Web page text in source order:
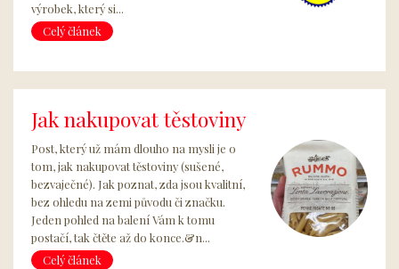
výrobek, který si...
Celý článek
Jak nakupovat těstoviny
Post, který už mám dlouho na mysli je o
tom, jak nakupovat těstoviny (sušené,
bezvaječné). Jak poznat, zda jsou kvalitní,
bez ohledu na zemi původu či značku.
Jeden pohled na balení Vám k tomu
postačí, tak čtěte až do konce.&n...
Celý článek